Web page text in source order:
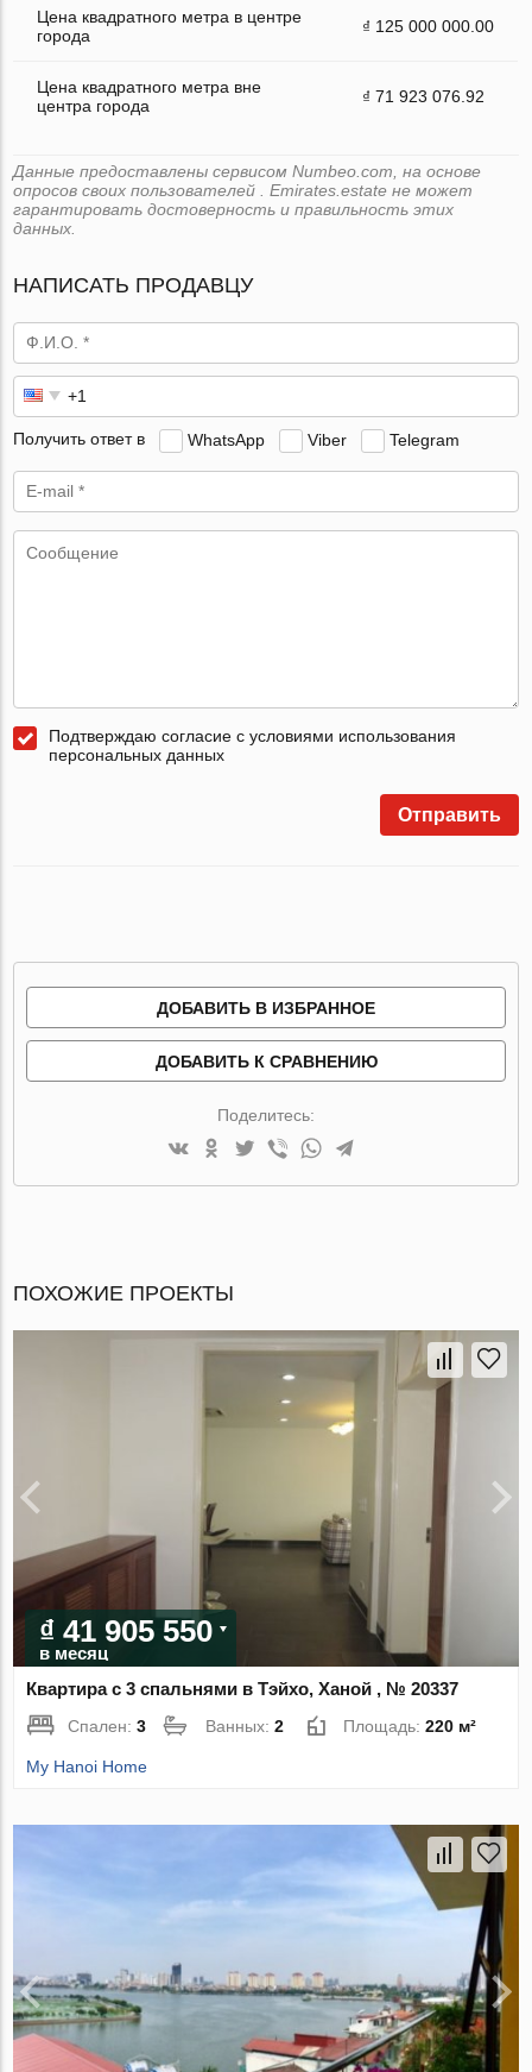
Цена квадратного метра в центре
города
₫ 125 000 000.00
Цена квадратного метра вне
центра города
₫ 71 923 076.92
Данные предоставлены сервисом Numbeo.com, на основе
опросов своих пользователей . Emirates.estate не может
гарантировать достоверность и правильность этих
данных.
НАПИСАТЬ ПРОДАВЦУ
Получить ответ в WhatsApp Viber Telegram
Подтверждаю согласие с условиями использования
персональных данных
Отправить
ДОБАВИТЬ В ИЗБРАННОЕ
ДОБАВИТЬ К СРАВНЕНИЮ
Поделитесь:
ПОХОЖИЕ ПРОЕКТЫ
₫ 41 905 550
в месяц
Квартира с 3 спальнями в Тэйхо, Ханой , № 20337
Спален:3 Ванных:2 Площадь:220 м²
My Hanoi Home